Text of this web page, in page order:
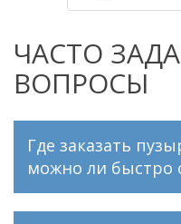
ЧАСТО
ВОПРОСЫ
Где заказать
можно ли быстро